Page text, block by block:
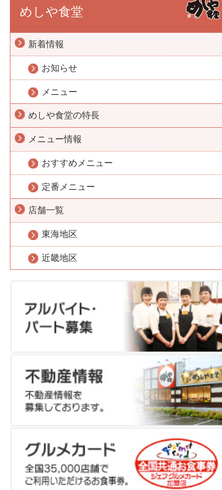
めしや食堂
新着情報
お知らせ
メニュー
めしや食堂の特長
メニュー情報
おすすめメニュー
定番メニュー
店舗一覧
東海地区
近畿地区